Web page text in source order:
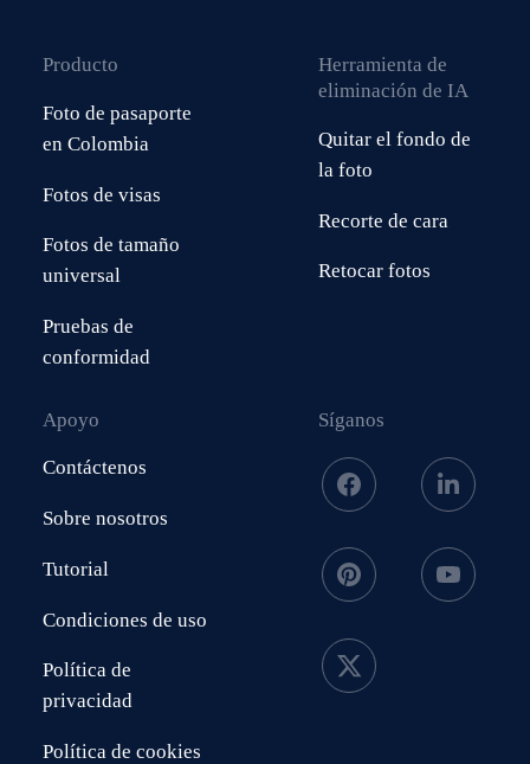
Producto
Foto de pasaporte
en Colombia
Fotos de visas
Fotos de tamaño
universal
Pruebas de
conformidad
Herramienta de
eliminación de IA
Quitar el fondo de
la foto
Recorte de cara
Retocar fotos
Apoyo
Contáctenos
Sobre nosotros
Tutorial
Condiciones de uso
Política de
privacidad
Política de cookies
Síganos